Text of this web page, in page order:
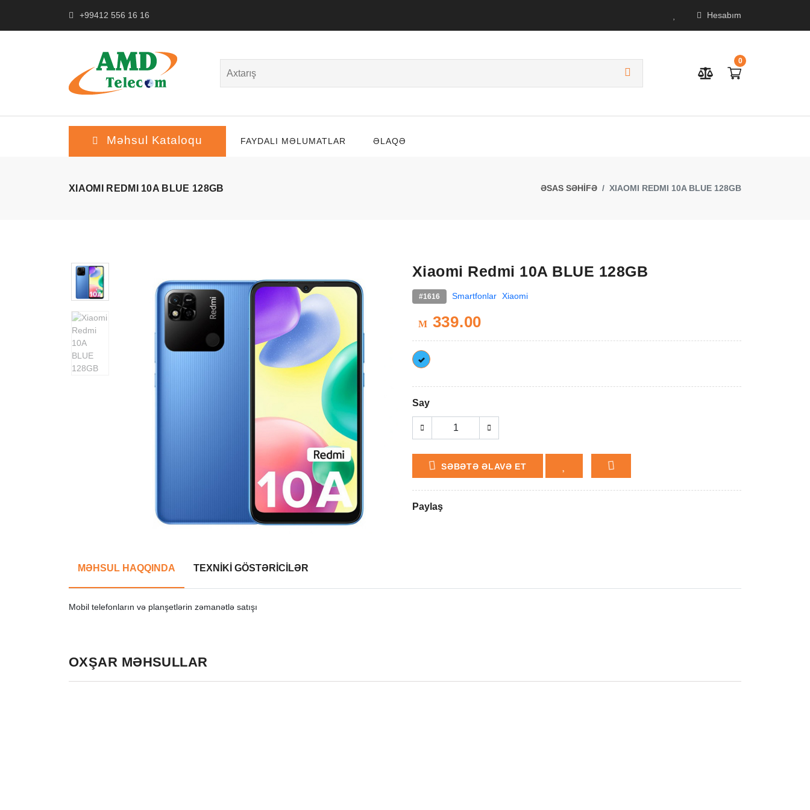
+99412 556 16 16 Hesabım
0
Məhsul Kataloqu FAYDALI MƏLUMATLAR ƏLAQƏ
XIAOMI REDMI 10A BLUE 128GB ƏSAS SƏHİFƏ XIAOMI REDMI 10A BLUE 128GB
Xiaomi Redmi 10A BLUE 128GB
#1616 Smartfonlar Xiaomi
M 339.00
Say
SƏBƏTƏ ƏLAVƏ ET
Paylaş
MƏHSUL HAQQINDA TEXNİKİ GÖSTƏRİCİLƏR
Mobil telefonların və planşetlərin zəmanətlə satışı
OXŞAR MƏHSULLAR